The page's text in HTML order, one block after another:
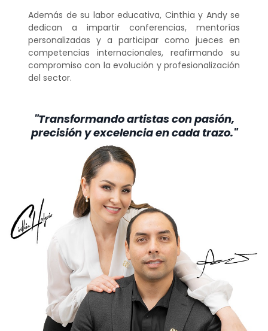
Además de su labor educativa, Cinthia y Andy se
dedican a impartir conferencias, mentorías
personalizadas y a participar como jueces en
competencias internacionales, reafirmando su
compromiso con la evolución y profesionalización
del sector.
"Transformando artistas con pasión,
precisión y excelencia en cada trazo."